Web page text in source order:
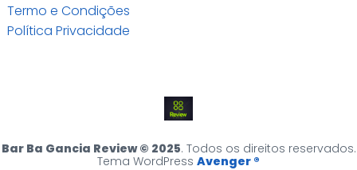
Termo e Condições
Política Privacidade
Bar Ba Gancia Review © 2025. Todos os direitos reservados.
Tema WordPress Avenger ®